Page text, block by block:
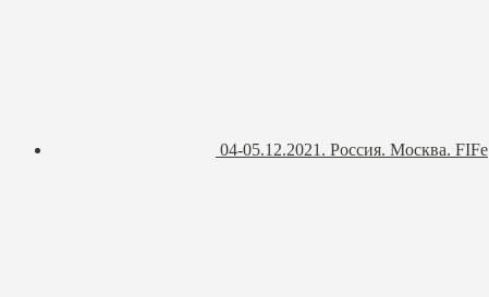
04-05.12.2021. Россия. Москва. FIFe